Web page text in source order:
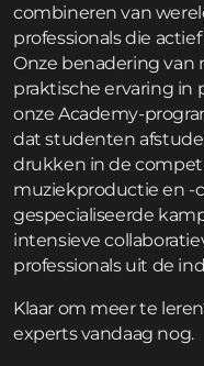
combineren van
professionals die
Onze benadering van
praktische ervaring in
onze Academy-
dat studenten
drukken in de
muziekproductie en -
gespecialiseerde
intensieve
professionals uit de
Klaar om meer te
experts vandaag nog.